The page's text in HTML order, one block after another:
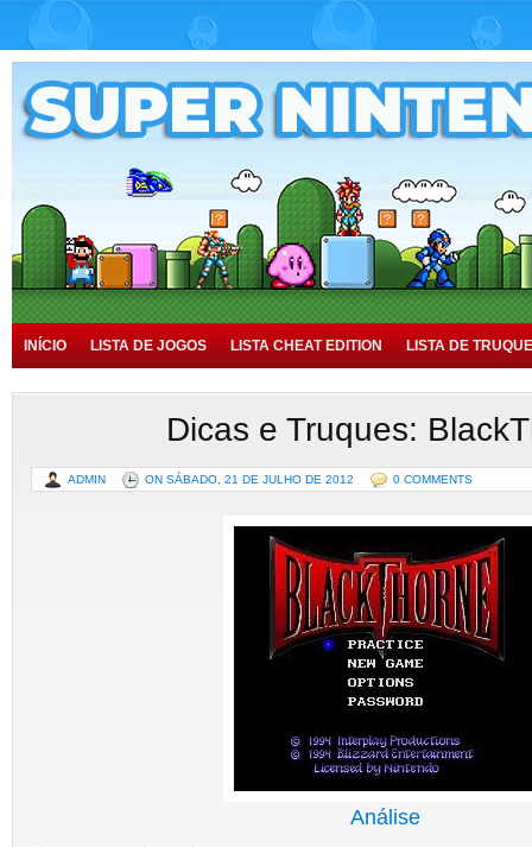
INÍCIO LISTA DE JOGOS LISTA CHEAT EDITION LISTA DE
TUTORIAIS HISTÓRIA
Dicas e Truques:
ADMIN ON SÁBADO, 21 DE JULHO DE 2012 0 COMMENTS
Análise